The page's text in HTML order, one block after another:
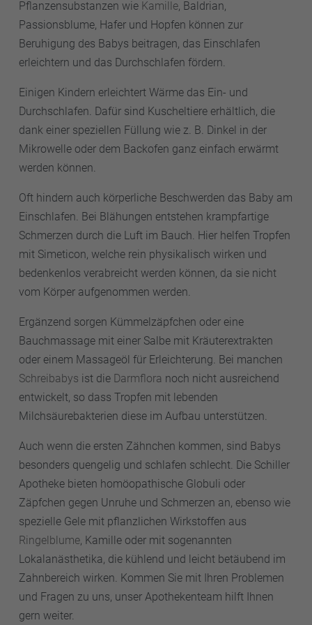
–
Stillen
ist gut für Ihr Kind. Wenn es möglich ist,
stillen Sie Ihr Baby in den ersten sechs Monaten voll.
Pflanzensubstanzen wie Kamille, Baldrian,
Passionsblume, Hafer und Hopfen können zur
Beruhigung des Babys beitragen, das Einschlafen
erleichtern und das Durchschlafen fördern.
Einigen Kindern erleichtert Wärme das Ein- und
Durchschlafen. Dafür sind Kuscheltiere erhältlich, die
dank einer speziellen Füllung wie z. B. Dinkel in der
Mikrowelle oder dem Backofen ganz einfach erwärmt
werden können.
Oft hindern auch körperliche Beschwerden das Baby am
Einschlafen. Bei Blähungen entstehen krampfartige
Schmerzen durch die Luft im Bauch. Hier helfen Tropfen
mit Simeticon, welche rein physikalisch wirken und
bedenkenlos verabreicht werden können, da sie nicht
vom Körper aufgenommen werden.
Ergänzend sorgen Kümmelzäpfchen oder eine
Bauchmassage mit einer Salbe mit Kräuterextrakten
oder einem Massageöl für Erleichterung. Bei manchen
Schreibabys ist die Darmflora noch nicht ausreichend
entwickelt, so dass Tropfen mit lebenden
Milchsäurebakterien diese im Aufbau unterstützen.
Auch wenn die ersten Zähnchen kommen, sind Babys
besonders quengelig und schlafen schlecht. Die Schiller
Apotheke bieten homöopathische Globuli oder
Zäpfchen gegen Unruhe und Schmerzen an, ebenso wie
spezielle Gele mit pflanzlichen Wirkstoffen aus
Ringelblume, Kamille oder mit sogenannten
Lokalanästhetika, die kühlend und leicht betäubend im
Zahnbereich wirken. Kommen Sie mit Ihren Problemen
und Fragen zu uns, unser Apothekenteam hilft Ihnen
gern weiter.